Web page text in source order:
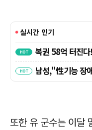
또한 유 군수는 이달